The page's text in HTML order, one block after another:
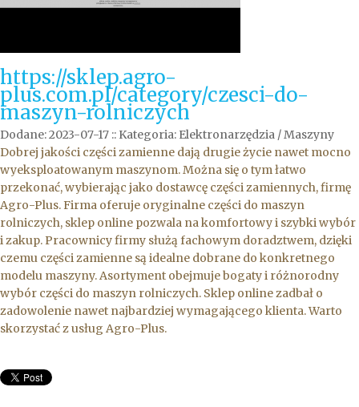
https://sklep.agro-
plus.com.pl/category/czesci-do-
maszyn-rolniczych
Dodane: 2023-07-17 :: Kategoria: Elektronarzędzia / Maszyny
Dobrej jakości części zamienne dają drugie życie nawet mocno
wyeksploatowanym maszynom. Można się o tym łatwo
przekonać, wybierając jako dostawcę części zamiennych, firmę
Agro-Plus. Firma oferuje oryginalne części do maszyn
rolniczych, sklep online pozwala na komfortowy i szybki wybór
i zakup. Pracownicy firmy służą fachowym doradztwem, dzięki
czemu części zamienne są idealne dobrane do konkretnego
modelu maszyny. Asortyment obejmuje bogaty i różnorodny
wybór części do maszyn rolniczych. Sklep online zadbał o
zadowolenie nawet najbardziej wymagającego klienta. Warto
skorzystać z usług Agro-Plus.